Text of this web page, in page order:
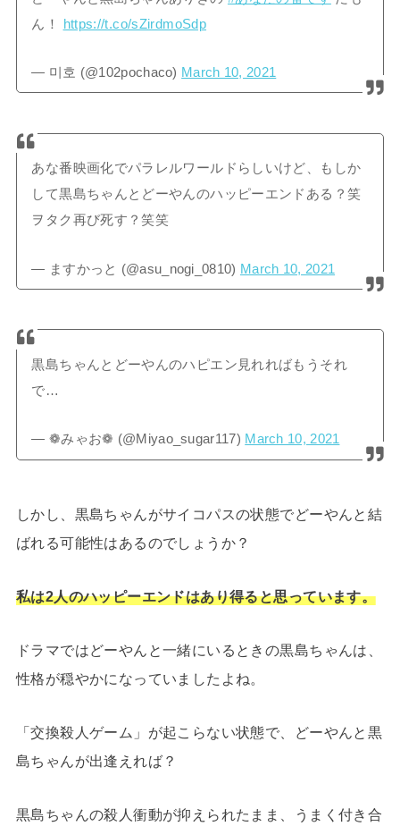
ん！
https://t.co/sZirdmoSdp
— 미호 (@102pochaco) March 10, 2021
あな番映画化でパラレルワールドらしいけど、もしか
して黒島ちゃんとどーやんのハッピーエンドある？笑
ヲタク再び死す？笑笑
— ますかっと (@asu_nogi_0810) March 10, 2021
黒島ちゃんとどーやんのハピエン見れればもうそれ
で…
— ❁みゃお❁ (@Miyao_sugar117) March 10, 2021
しかし、黒島ちゃんがサイコパスの状態でどーやんと結
ばれる可能性はあるのでしょうか？
私は2人のハッピーエンドはあり得ると思っています。
ドラマではどーやんと一緒にいるときの黒島ちゃんは、
性格が穏やかになっていましたよね。
「交換殺人ゲーム」が起こらない状態で、どーやんと黒
島ちゃんが出逢えれば？
黒島ちゃんの殺人衝動が抑えられたまま、うまく付き合